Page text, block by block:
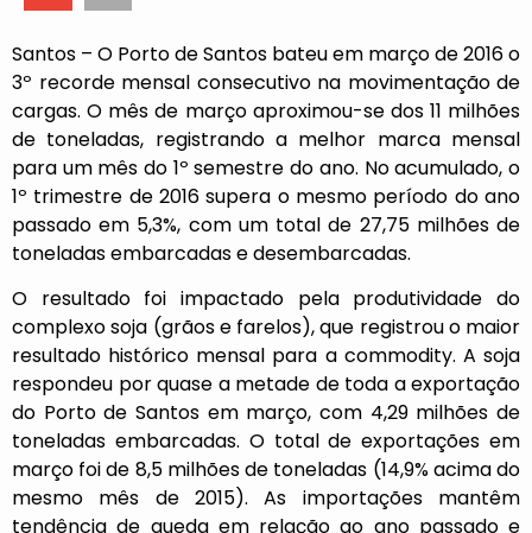
Santos – O Porto de Santos bateu em março de 2016 o
3º recorde mensal consecutivo na movimentação de
cargas. O mês de março aproximou-se dos 11 milhões
de toneladas, registrando a melhor marca mensal
para um mês do 1º semestre do ano. No acumulado, o
1º trimestre de 2016 supera o mesmo período do ano
passado em 5,3%, com um total de 27,75 milhões de
toneladas embarcadas e desembarcadas.
O resultado foi impactado pela produtividade do
complexo soja (grãos e farelos), que registrou o maior
resultado histórico mensal para a commodity. A soja
respondeu por quase a metade de toda a exportação
do Porto de Santos em março, com 4,29 milhões de
toneladas embarcadas. O total de exportações em
março foi de 8,5 milhões de toneladas (14,9% acima do
mesmo mês de 2015). As importações mantêm
tendência de queda em relação ao ano passado e